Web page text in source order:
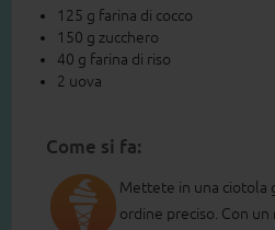
125 g farina di cocco
150 g zucchero
40 g farina di riso
2 uova
Come si fa:
Mettete in una ciotola
ordine preciso. Con